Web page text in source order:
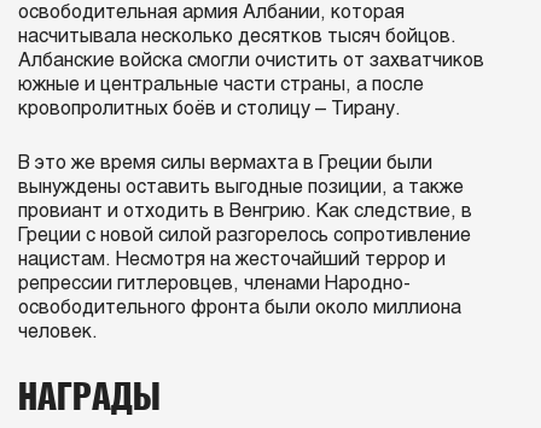
освободительная армия Албании, которая
насчитывала несколько десятков тысяч бойцов.
Албанские войска смогли очистить от захватчиков
южные и центральные части страны, а после
кровопролитных боёв и столицу – Тирану.
В это же время силы вермахта в Греции были
вынуждены оставить выгодные позиции, а также
провиант и отходить в Венгрию. Как следствие, в
Греции с новой силой разгорелось сопротивление
нацистам. Несмотря на жесточайший террор и
репрессии гитлеровцев, членами Народно-
освободительного фронта были около миллиона
человек.
НАГРАДЫ